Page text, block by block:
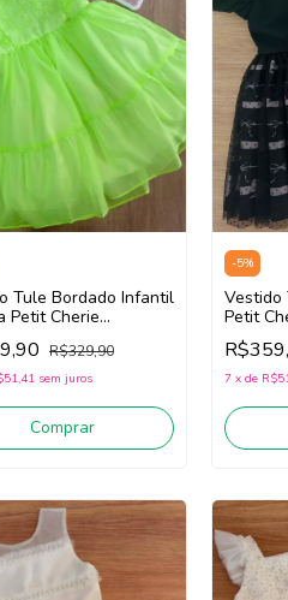
Tule Bordado Infantil
Petit Cherie
(Verde)
R$329,90
sem juros
Comprar
-5%
Vestido
Petit
(Preto)
7 x de